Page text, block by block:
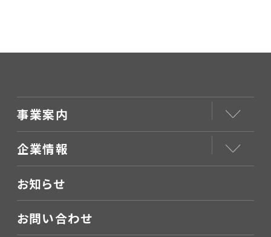
事業案内
企業情報
お知らせ
お問い合わせ